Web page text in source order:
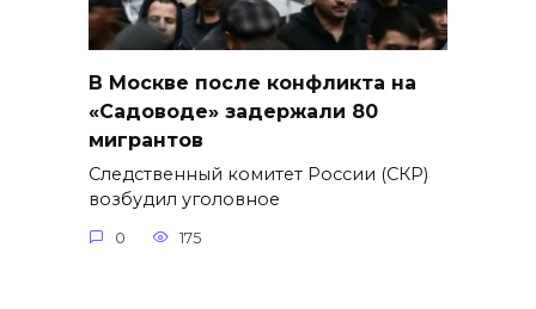
В Москве после конфликта на
«Садоводе» задержали 80
мигрантов
Следственный комитет России (СКР)
возбудил уголовное
0 175